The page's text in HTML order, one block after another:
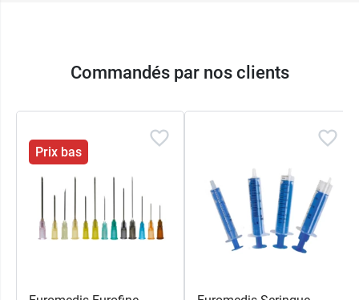
Commandés par nos clients
Prix bas